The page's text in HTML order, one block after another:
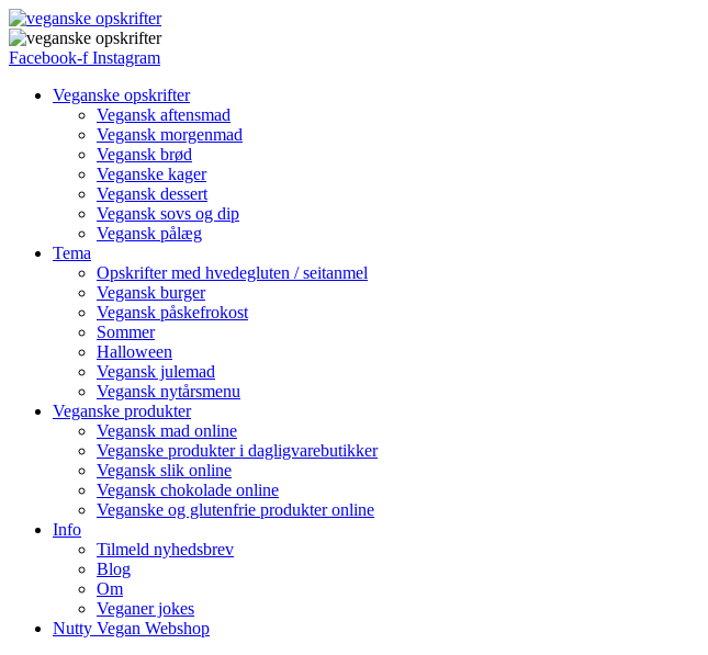
Facebook-f Instagram
Veganske opskrifter
Vegansk aftensmad
Vegansk morgenmad
Vegansk brød
Veganske kager
Vegansk dessert
Vegansk sovs og dip
Vegansk pålæg
Tema
Opskrifter med hvedegluten / seitanmel
Vegansk burger
Vegansk påskefrokost
Sommer
Halloween
Vegansk julemad
Vegansk nytårsmenu
Veganske produkter
Vegansk mad online
Veganske produkter i dagligvarebutikker
Vegansk slik online
Vegansk chokolade online
Veganske og glutenfrie produkter online
Info
Tilmeld nyhedsbrev
Blog
Om
Veganer jokes
Nutty Vegan Webshop